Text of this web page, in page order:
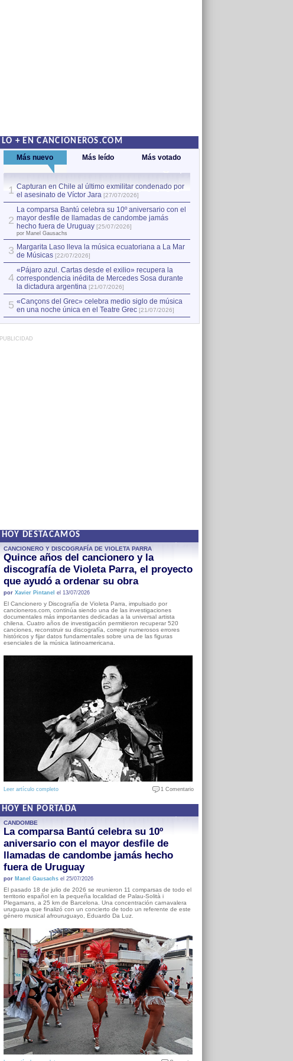
LO + EN CANCIONEROS.COM
Más nuevo Más leído Más votado
1 Capturan en Chile al último exmilitar condenado por
el asesinato de Víctor Jara [27/07/2026]
2
La comparsa Bantú celebra su 10º aniversario con el
mayor desfile de llamadas de candombe jamás
hecho fuera de Uruguay [25/07/2026]
por Manel Gausachs
3 Margarita Laso lleva la música ecuatoriana a La Mar
de Músicas [22/07/2026]
4
«Pájaro azul. Cartas desde el exilio» recupera la
correspondencia inédita de Mercedes Sosa durante
la dictadura argentina [21/07/2026]
5 «Cançons del Grec» celebra medio siglo de música
en una noche única en el Teatre Grec [21/07/2026]
PUBLICIDAD
HOY DESTACAMOS
CANCIONERO Y DISCOGRAFÍA DE VIOLETA PARRA
Quince años del cancionero y la
discografía de Violeta Parra, el proyecto
que ayudó a ordenar su obra
por Xavier Pintanel el 13/07/2026
El Cancionero y Discografía de Violeta Parra, impulsado por
cancioneros.com, continúa siendo una de las investigaciones
documentales más importantes dedicadas a la universal artista
chilena. Cuatro años de investigación permitieron recuperar 520
canciones, reconstruir su discografía, corregir numerosos errores
históricos y fijar datos fundamentales sobre una de las figuras
esenciales de la música latinoamericana.
Leer artículo completo 1 Comentario
HOY EN PORTADA
CANDOMBE
La comparsa Bantú celebra su 10º
aniversario con el mayor desfile de
llamadas de candombe jamás hecho
fuera de Uruguay
por Manel Gausachsel 25/07/2026
El pasado 18 de julio de 2026 se reunieron 11 comparsas de todo el
territorio español en la pequeña localidad de Palau-Solità i
Plegamans, a 25 km de Barcelona. Una concentración carnavalera
uruguaya que finalizó con un concierto de todo un referente de este
género musical afrouruguayo, Eduardo Da Luz.